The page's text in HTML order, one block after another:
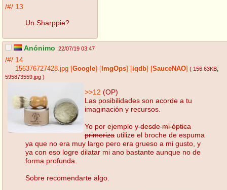
/#/ 13
Un Sharppie?
Anónimo 22/07/19 03:47
/#/ 14
156376727428.jpg Google ImgOps iqdb SauceNAO ( 156.63KB
595873559.jpg )
>>12 (OP)
Las posibilidades son acorde a tu
imaginación y recursos.
Yo por ejemplo y desde mi óptica
primeriza utilize el broche de espuma
ya que no era muy largo pero era grueso a mi gusto, y
ya con eso logre dilatar mi ano bastante aunque no de
forma profunda.
Sobre recomendarte algo.